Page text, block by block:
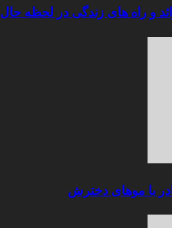
و راه های زندگی در لحظه حال
با موهای دخترش